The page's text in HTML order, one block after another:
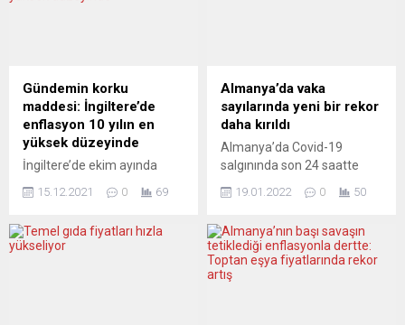
Dairesi (Eurostat), AB ve
Avro Bölgesi’nin ağustos
ayına ilişkin yıllık enflasyon...
ilişkin beklentilerini ölçen
ZEW Ekonomik Güven
Endeksi, yarı iletkenler (çip)
eksikliğine ilişkin endişelerle
ekimde...
Gündemin korku
maddesi: İngiltere’de
enflasyon 10 yılın en
yüksek düzeyinde
İngiltere’de ekim ayında
enflasyon, petrol ve giyim
etkisiyle kasımda yüzde
5,1’e yükseldi. İngiliz Ulusal
15.12.2021 0 69
Almanya’da vaka
sayılarında yeni bir rekor
daha kırıldı
Almanya’da Covid-19
salgınında son 24 saatte
günlük vaka sayısı kayıtlara
Enstitüsünden (RKI) yapılan
açıklamaya göre, yeni vaka
sayılarıyla ülkedeki toplam
19.01.2022 0 50